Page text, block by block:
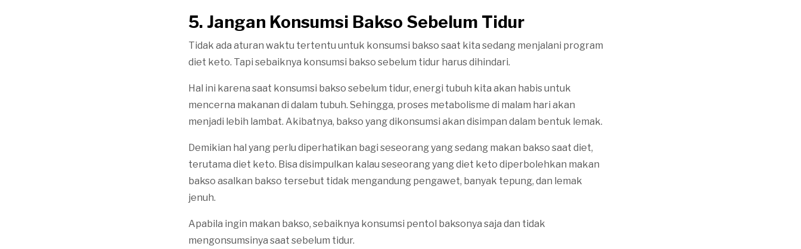
5. Jangan Konsumsi Bakso Sebelum Tidur
Tidak ada aturan waktu tertentu untuk konsumsi bakso saat kita sedang menjalani program
diet keto. Tapi sebaiknya konsumsi bakso sebelum tidur harus dihindari.
Hal ini karena saat konsumsi bakso sebelum tidur, energi tubuh kita akan habis untuk
mencerna makanan di dalam tubuh. Sehingga, proses metabolisme di malam hari akan
menjadi lebih lambat. Akibatnya, bakso yang dikonsumsi akan disimpan dalam bentuk lemak.
Demikian hal yang perlu diperhatikan bagi seseorang yang sedang makan bakso saat diet,
terutama diet keto. Bisa disimpulkan kalau seseorang yang diet keto diperbolehkan makan
bakso asalkan bakso tersebut tidak mengandung pengawet, banyak tepung, dan lemak
jenuh.
Apabila ingin makan bakso, sebaiknya konsumsi pentol baksonya saja dan tidak
mengonsumsinya saat sebelum tidur.